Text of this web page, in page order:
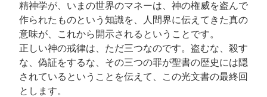
精神学が、いまの世界のマネーは、神の権威を盗んで
作られたものという知識を、人間界に伝えてきた真の
意味が、これから開示されるということです。
正しい神の戒律は、ただ三つなのです。盗むな、殺す
な、偽証をするな、その三つの罪が聖書の歴史には隠
されているということを伝えて、この光文書の最終回
とします。